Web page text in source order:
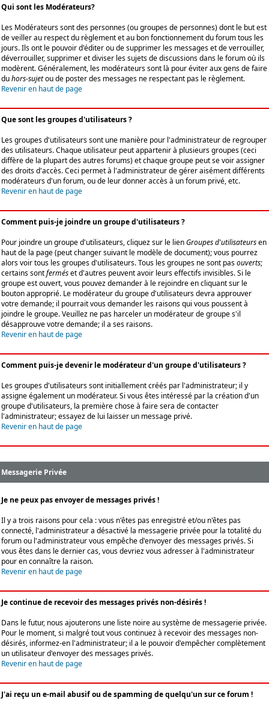
Qui sont les Modérateurs?
Les Modérateurs sont des personnes (ou groupes de personnes) dont le but est
de veiller au respect du règlement et au bon fonctionnement du forum tous les
jours. Ils ont le pouvoir d'éditer ou de supprimer les messages et de verrouiller,
déverrouiller, supprimer et diviser les sujets de discussions dans le forum où ils
modèrent. Généralement, les modérateurs sont là pour éviter aux gens de faire
duhors-sujetou de poster des messages ne respectant pas le règlement.
Revenir en haut de page
Que sont les groupes d'utilisateurs ?
Les groupes d'utilisateurs sont une manière pour l'administrateur de regrouper
des utilisateurs. Chaque utilisateur peut appartenir à plusieurs groupes (ceci
diffère de la plupart des autres forums) et chaque groupe peut se voir assigner
des droits d'accès. Ceci permet à l'administrateur de gérer aisément différents
modérateurs d'un forum, ou de leur donner accès à un forum privé, etc.
Revenir en haut de page
Comment puis-je joindre un groupe d'utilisateurs ?
Pour joindre un groupe d'utilisateurs, cliquez sur le lienGroupes d'utilisateursen
haut de la page (peut changer suivant le modèle de document); vous pourrez
alors voir tous les groupes d'utilisateurs. Tous les groupes ne sont pasouverts;
certains sontferméset d'autres peuvent avoir leurs effectifs invisibles. Si le
groupe est ouvert, vous pouvez demander à le rejoindre en cliquant sur le
bouton approprié. Le modérateur du groupe d'utilisateurs devra approuver
votre demande; il pourrait vous demander les raisons qui vous poussent à
joindre le groupe. Veuillez ne pas harceler un modérateur de groupe s'il
désapprouve votre demande; il a ses raisons.
Revenir en haut de page
Comment puis-je devenir le modérateur d'un groupe d'utilisateurs ?
Les groupes d'utilisateurs sont initiallement créés par l'administrateur; il y
assigne également un modérateur. Si vous êtes intéressé par la création d'un
groupe d'utilisateurs, la première chose à faire sera de contacter
l'administrateur; essayez de lui laisser un message privé.
Revenir en haut de page
Messagerie Privée
Je ne peux pas envoyer de messages privés !
Il y a trois raisons pour cela : vous n'êtes pas enregistré et/ou n'êtes pas
connecté, l'administrateur a désactivé la messagerie privée pour la totalité du
forum ou l'administrateur vous empêche d'envoyer des messages privés. Si
vous êtes dans le dernier cas, vous devriez vous adresser à l'administrateur
pour en connaître la raison.
Revenir en haut de page
Je continue de recevoir des messages privés non-désirés !
Dans le futur, nous ajouterons une liste noire au système de messagerie privée.
Pour le moment, si malgré tout vous continuez à recevoir des messages non-
désirés, informez-en l'administrateur; il a le pouvoir d'empêcher complètement
un utilisateur d'envoyer des messages privés.
Revenir en haut de page
J'ai reçu un e-mail abusif ou de spamming de quelqu'un sur ce forum !